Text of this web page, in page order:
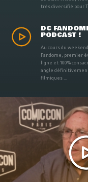
très diversifié pour
DC
PODCAST !
Au cours du
Fandome, premier
ligne et 100%
angle
filmiques ...